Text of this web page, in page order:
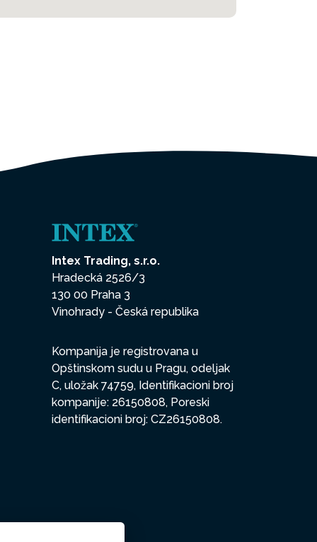
Intex Trading, s.r.o.
Hradecká 2526/3
130 00 Praha 3
Vinohrady - Česká republika
Kompanija je registrovana u
Opštinskom sudu u Pragu, odeljak
C, uložak 74759, Identifikacioni broj
kompanije: 26150808, Poreski
identifikacioni broj: CZ26150808.